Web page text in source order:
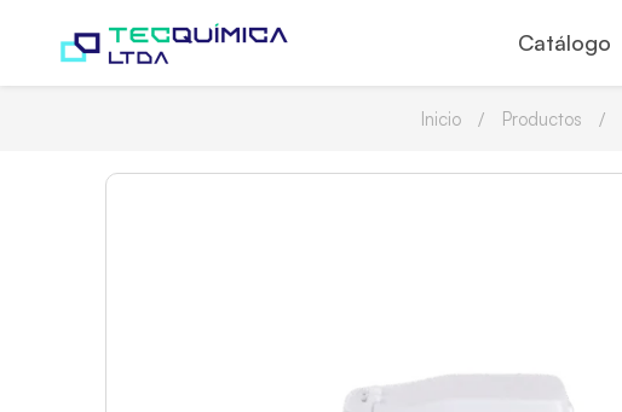
Catálogo
Inicio Productos